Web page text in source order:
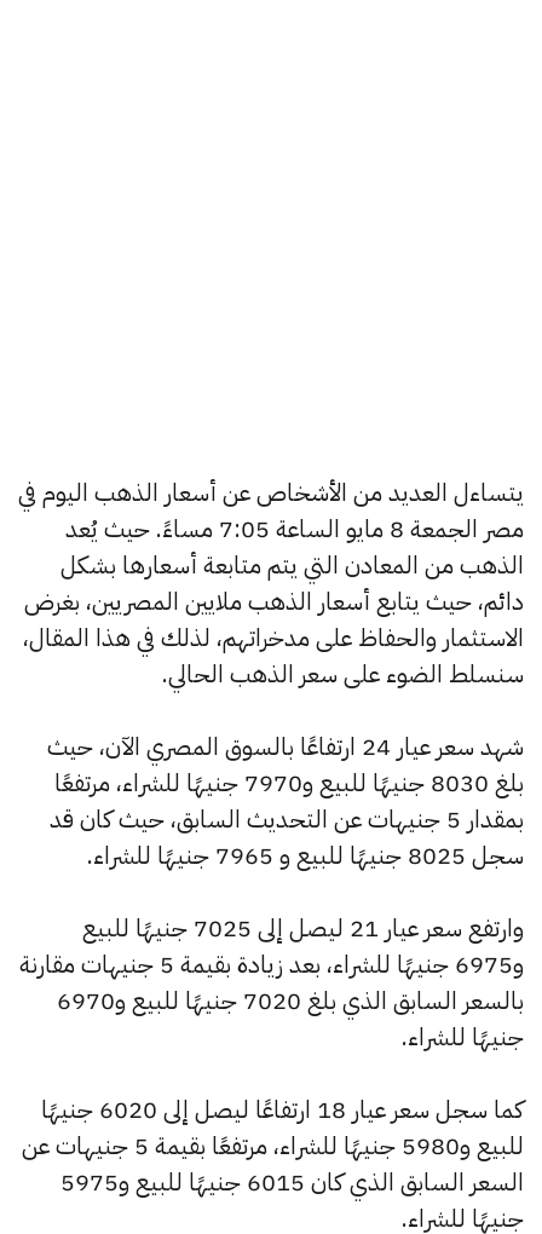
يتساءل العديد من الأشخاص عن أسعار الذهب اليوم في
مصر الجمعة 8 مايو الساعة 7:05 مساءً. حيث يُعد
الذهب من المعادن التي يتم متابعة أسعارها بشكل
دائم، حيث يتابع أسعار الذهب ملايين المصريين، بغرض
الاستثمار والحفاظ على مدخراتهم، لذلك في هذا المقال،
سنسلط الضوء على سعر الذهب الحالي.
شهد سعر عيار 24 ارتفاعًا بالسوق المصري الآن، حيث
بلغ 8030 جنيهًا للبيع و7970 جنيهًا للشراء، مرتفعًا
بمقدار 5 جنيهات عن التحديث السابق، حيث كان قد
سجل 8025 جنيهًا للبيع و 7965 جنيهًا للشراء.
وارتفع سعر عيار 21 ليصل إلى 7025 جنيهًا للبيع
و6975 جنيهًا للشراء، بعد زيادة بقيمة 5 جنيهات مقارنة
بالسعر السابق الذي بلغ 7020 جنيهًا للبيع و6970
جنيهًا للشراء.
كما سجل سعر عيار 18 ارتفاعًا ليصل إلى 6020 جنيهًا
للبيع و5980 جنيهًا للشراء، مرتفعًا بقيمة 5 جنيهات عن
السعر السابق الذي كان 6015 جنيهًا للبيع و5975
جنيهًا للشراء.